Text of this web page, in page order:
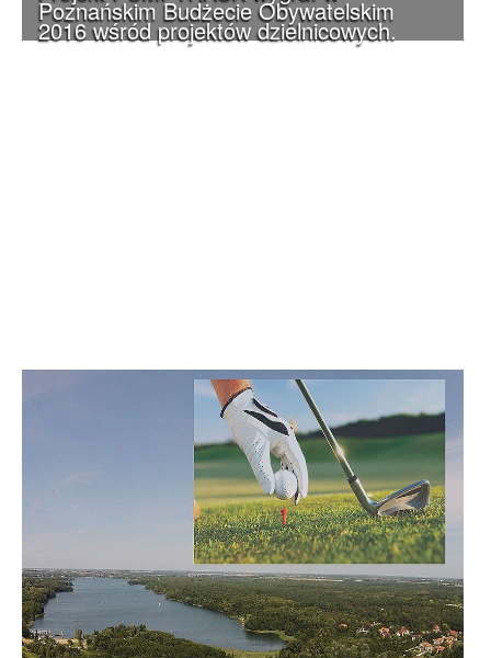
Poznańskim Budżecie Obywatelskim
2016 wśród projektów dzielnicowych.